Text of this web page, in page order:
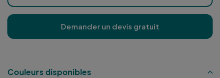
Demander un devis gratuit
Couleurs disponibles